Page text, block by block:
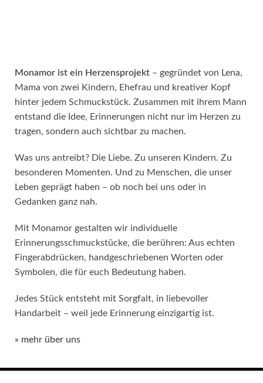
Monamor ist ein Herzensprojekt – gegründet von Lena,
Mama von zwei Kindern, Ehefrau und kreativer Kopf
hinter jedem Schmuckstück. Zusammen mit ihrem Mann
entstand die Idee, Erinnerungen nicht nur im Herzen zu
tragen, sondern auch sichtbar zu machen.
Was uns antreibt? Die Liebe. Zu unseren Kindern. Zu
besonderen Momenten. Und zu Menschen, die unser
Leben geprägt haben – ob noch bei uns oder in
Gedanken ganz nah.
Mit Monamor gestalten wir individuelle
Erinnerungsschmuckstücke, die berühren: Aus echten
Fingerabdrücken, handgeschriebenen Worten oder
Symbolen, die für euch Bedeutung haben.
Jedes Stück entsteht mit Sorgfalt, in liebevoller
Handarbeit – weil jede Erinnerung einzigartig ist.
» mehr über uns